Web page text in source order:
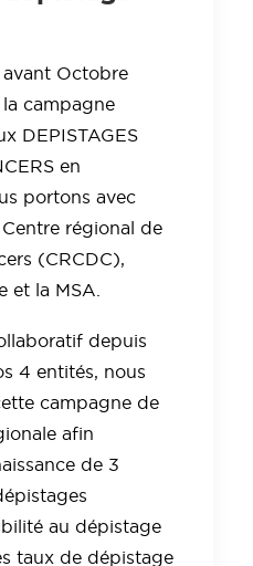
Octobre
campagne
DEPISTAGES
en
portons avec
régional de
(CRCDC),
et la MSA.
depuis
4 entités, nous
campagne de
afin
de 3
au dépistage
taux de dépistage